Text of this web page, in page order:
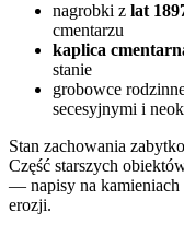
nagrobki z lat
cmentarzu
kaplica
stanie
grobowce
secesyjnymi i
Stan zachowania
Część starszych
— napisy na
erozji.